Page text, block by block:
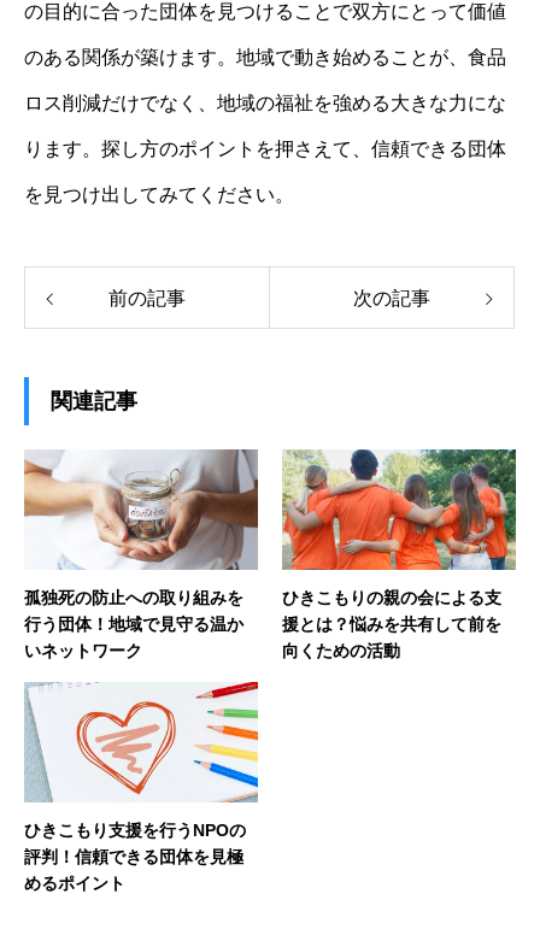
の目的に合った団体を見つけることで双方にとって価値
のある関係が築けます。地域で動き始めることが、食品
ロス削減だけでなく、地域の福祉を強める大きな力にな
ります。探し方のポイントを押さえて、信頼できる団体
を見つけ出してみてください。
前の記事 次の記事
関連記事
孤独死の防止への取り組みを
行う団体！地域で見守る温か
いネットワーク
ひきこもりの親の会による支
援とは？悩みを共有して前を
向くための活動
ひきこもり支援を行うNPOの
評判！信頼できる団体を見極
めるポイント